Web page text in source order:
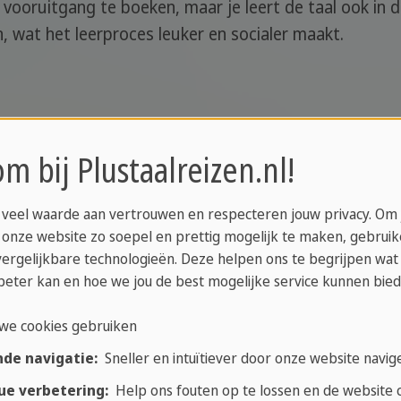
te boeken, maar je leert de taal ook in
wat het leerproces leuker en socialer maakt.
te verbeteren, is door direct met locals te
markten, koffiebars of buurtactiviteiten. Wees
je probeert hun taal te spreken. Vaak zijn zij ook
en visuele hulpmiddelen
en visuele hulpmiddelen uitkomst bieden.
om jezelf verstaanbaar te maken. Een vriendelijke
laten.
bij Plustaalreizen.nl!
waarde aan vertrouwen en respecteren jouw privacy. Om
website zo soepel en prettig mogelijk te maken,
technologieën. Deze helpen ons te begrijpen
kan en hoe we jou de best mogelijke service kunnen
cookies gebruiken
navigatie:Sneller en intuïtiever door onze website
verbetering:Help ons fouten op te lossen en de website